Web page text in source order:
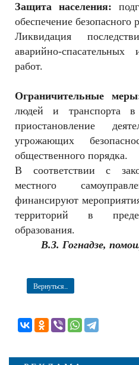
Защита населения:
обеспечение
Ликвидация
аварийно-
работ.
Ограничительные
людей и транспорта
приостановление
угрожающих
общественного порядка.
В соответствии с
местного
финансируют
территорий в
образования.
В.З. Гогнадзе,
Вернуться...